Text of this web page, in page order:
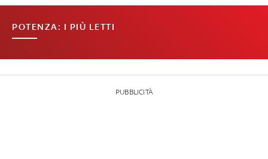
POTENZA: I PIÙ LETTI
PUBBLICITÀ